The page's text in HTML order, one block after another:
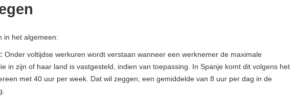
in het algemeen:
Onder voltijdse werkuren wordt verstaan ​​wanneer een werknemer de maximale
in zijn of haar land is vastgesteld, indien van toepassing. In Spanje komt dit volgens het
met 40 uur per week. Dat wil zeggen, een gemiddelde van 8 uur per dag in de